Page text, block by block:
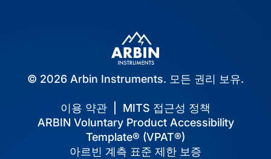
© 2026 Arbin Instruments. 모든 권리 보유.
이용 약관
MITS 접근성 정책
ARBIN Voluntary Product Accessibility
Template® (VPAT®)
아르빈 계측 표준 제한 보증